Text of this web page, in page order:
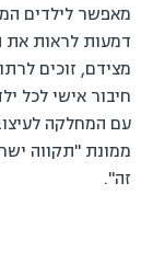
מאפשר לילדים
דמעות לראות את
מצידם, זוכים
חיבור אישי לכל
עם המחלקה
ממונת "תקווה
זה".